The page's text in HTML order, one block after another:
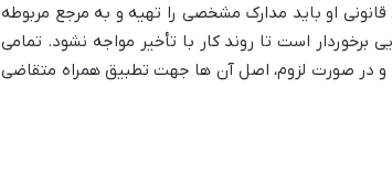
قانونی او باید مدارک مشخصی را تهیه و به مرجع مربوطه
است تا روند کار با تأخیر مواجه نشود. تمامی
و در صورت لزوم، اصل آن ها جهت تطبیق همراه متقاضی